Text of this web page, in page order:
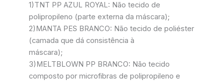
1)TNT PP AZUL ROYAL: Não tecido de
polipropileno (parte externa da máscara);
2)MANTA PES BRANCO: Não tecido de poliéster
(camada que dá consistência à
máscara);
3)MELTBLOWN PP BRANCO: Não tecido
composto por microfibras de polipropileno e